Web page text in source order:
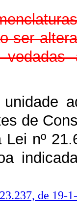
ser
de
Lei nº
de 19-